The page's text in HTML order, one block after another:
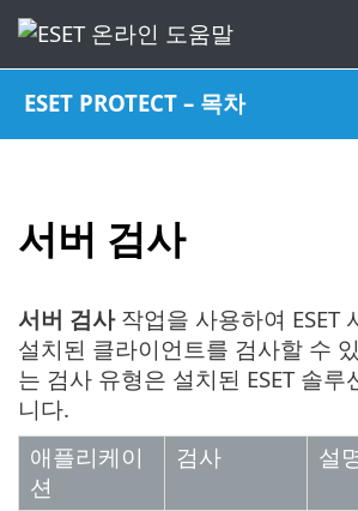
ESET PROTECT – 목차
서버 검사
서버 검사작업을 사용하여 ESET
설치된 클라이언트를 검사할 수
는 검사 유형은 설치된 ESET 솔루
니다.
애플리케이
션
검사 설